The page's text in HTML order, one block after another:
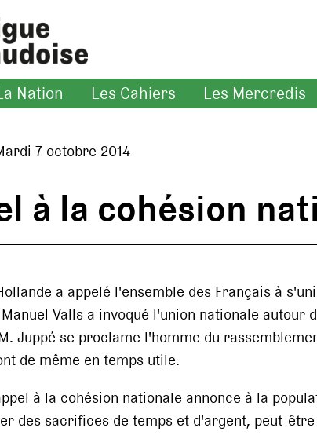
Nation Les Cahiers Les Mercredis
7 octobre 2014
à la cohésion
a appelé l'ensemble des Français à
Valls a invoqué l'union nationale autour
Juppé se proclame l'homme du
de même en temps utile.
à la cohésion nationale annonce à la
des sacrifices de temps et d'argent, peut-être